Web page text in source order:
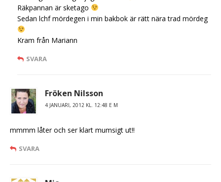
Räkpannan är sketago
Sedan lchf mördegen i min bakbok är rätt nära trad mördeg
Kram från Mariann
SVARA
Fröken Nilsson
4 JANUARI, 2012 KL. 12:48 E M
mmmm låter och ser klart mumsigt ut!!
SVARA